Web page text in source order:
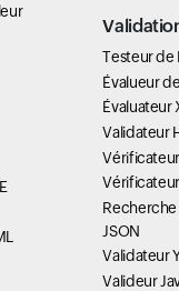
Testeur de
Évalueur
Évaluateur
Validateur
JSON
Validateur
Valideur